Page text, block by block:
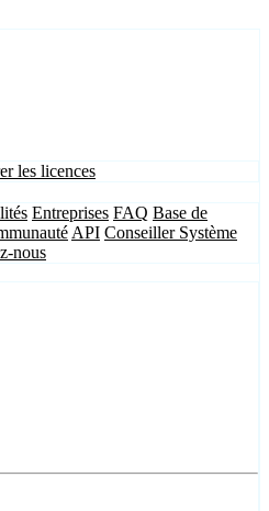
les licences
Entreprises FAQ Base de
API Conseiller Système
nous